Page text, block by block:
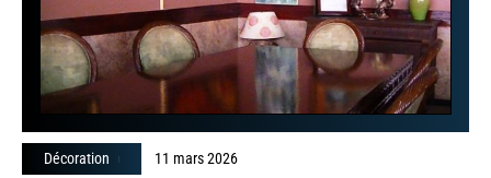
Décoration 11 mars 2026